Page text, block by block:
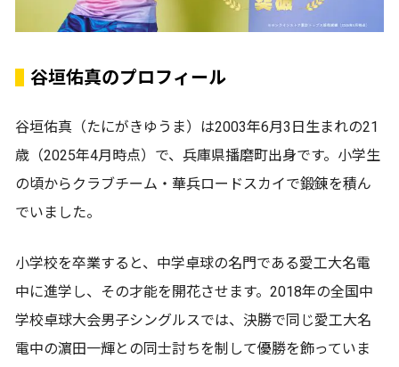
谷垣佑真のプロフィール
谷垣佑真（たにがきゆうま）は2003年6月3日生まれの21
歳（2025年4月時点）で、兵庫県播磨町出身です。小学生
の頃からクラブチーム・華兵ロードスカイで鍛錬を積ん
でいました。
小学校を卒業すると、中学卓球の名門である愛工大名電
中に進学し、その才能を開花させます。2018年の全国中
学校卓球大会男子シングルスでは、決勝で同じ愛工大名
電中の濵田一輝との同士討ちを制して優勝を飾っていま